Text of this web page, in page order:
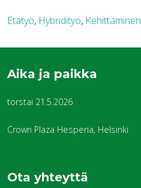
Etätyö, Hybridityö, Kehittäminen
Aika ja paikka
torstai 21.5.2026
Crown Plaza Hesperia, Helsinki
Ota yhteyttä